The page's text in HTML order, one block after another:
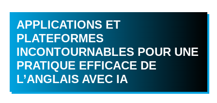
APPLICATIONS ET
PLATEFORMES
INCONTOURNABLES POUR UNE
PRATIQUE EFFICACE DE
L’ANGLAIS AVEC IA